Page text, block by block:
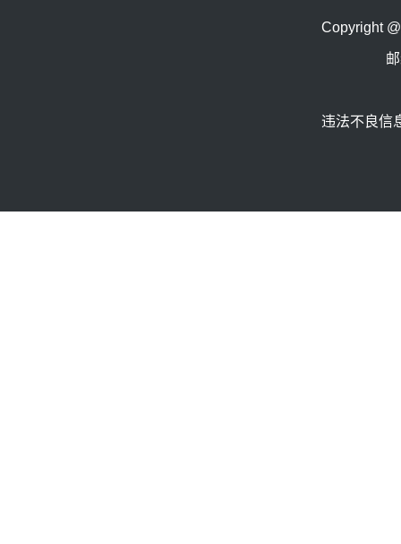
Copyright
违法不良信